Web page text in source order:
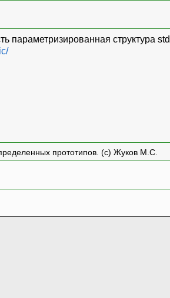
параметризированная структура
прототипов. (с) Жуков М.С.